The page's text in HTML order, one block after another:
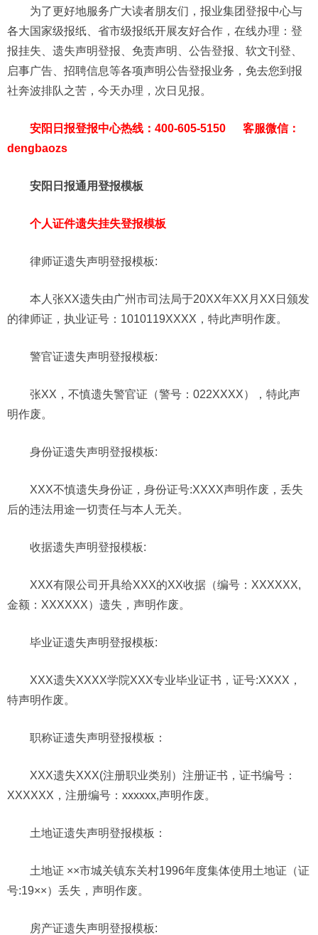
为了更好地服务广大读者朋友们，报业集团登报中心与
各大国家级报纸、省市级报纸开展友好合作，在线办理：登
报挂失、遗失声明登报、免责声明、公告登报、软文刊登、
启事广告、招聘信息等各项声明公告登报业务，免去您到报
社奔波排队之苦，今天办理，次日见报。
安阳日报登报中心热线：400-605-5150 客服微信：
dengbaozs
安阳日报通用登报模板
个人证件遗失挂失登报模板
律师证遗失声明登报模板:
本人张XX遗失由广州市司法局于20XX年XX月XX日颁发
的律师证，执业证号：1010119XXXX，特此声明作废。
警官证遗失声明登报模板:
张XX，不慎遗失警官证（警号：022XXXX），特此声
明作废。
身份证遗失声明登报模板:
XXX不慎遗失身份证，身份证号:XXXX声明作废，丢失
后的违法用途一切责任与本人无关。
收据遗失声明登报模板:
XXX有限公司开具给XXX的XX收据（编号：XXXXXX,
金额：XXXXXX）遗失，声明作废。
毕业证遗失声明登报模板:
XXX遗失XXXX学院XXX专业毕业证书，证号:XXXX，
特声明作废。
职称证遗失声明登报模板：
XXX遗失XXX(注册职业类别）注册证书，证书编号：
XXXXXX，注册编号：xxxxxx,声明作废。
土地证遗失声明登报模板：
土地证 ××市城关镇东关村1996年度集体使用土地证（证
号:19××）丢失，声明作废。
房产证遗失声明登报模板: